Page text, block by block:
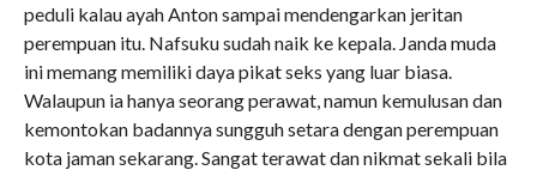
peduli kalau ayah Anton sampai mendengarkan jeritan
perempuan itu. Nafsuku sudah naik ke kepala. Janda muda
ini memang memiliki daya pikat seks yang luar biasa.
Walaupun ia hanya seorang perawat, namun kemulusan dan
kemontokan badannya sungguh setara dengan perempuan
kota jaman sekarang. Sangat terawat dan nikmat sekali bila